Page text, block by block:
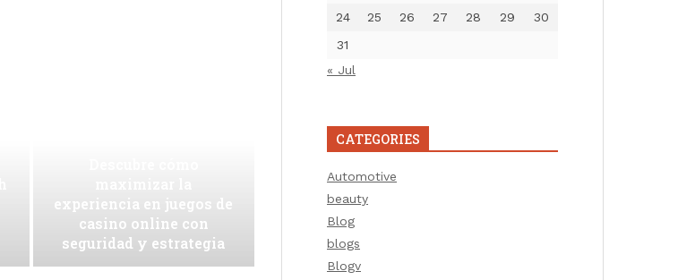
experiencia en juegos de
casino online con
seguridad y estrategia
24
25 26 27 28 29
30
31
« Jul
CATEGORIES
Automotive
beauty
Blog
blogs
Blogv